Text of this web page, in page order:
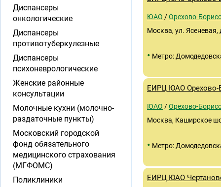
ЮАО /Орехово-
Москва, ул. Ясеневая,
• Метро:
ЕИРЦ ЮАО
ЮАО /Орехово-
Москва, Каширское
• Метро:
ЕИРЦ ЮАО
Диспансеры
онкологические
Диспансеры
противотуберкулезные
Диспансеры
психоневрологические
Женские районные
консультации
Молочные кухни (молочно-
раздаточные пункты)
Московский городской
фонд обязательного
медицинского страхования
(МГФОМС)
Поликлиники